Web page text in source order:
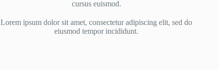
página
de
producto
cursus euismod.
Lorem ipsum dolor sit amet, consectetur adipiscing elit, sed do
eiusmod tempor incididunt.